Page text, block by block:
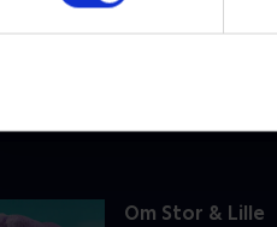
Om Stor & Lille